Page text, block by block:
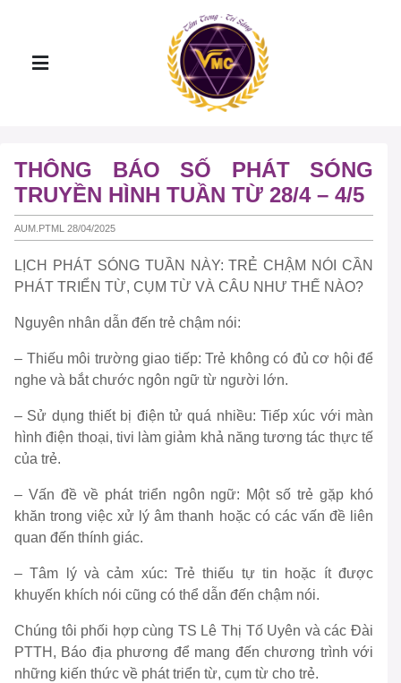
THÔNG BÁO SỐ PHÁT SÓNG
TRUYỀN HÌNH TUẦN TỪ 28/4 – 4/5
AUM.PTML 28/04/2025
LỊCH PHÁT SÓNG TUẦN NÀY: TRẺ CHẬM NÓI CẦN
PHÁT TRIỂN TỪ, CỤM TỪ VÀ CÂU NHƯ THẾ NÀO?
Nguyên nhân dẫn đến trẻ chậm nói:
– Thiếu môi trường giao tiếp: Trẻ không có đủ cơ hội để
nghe và bắt chước ngôn ngữ từ người lớn.
– Sử dụng thiết bị điện tử quá nhiều: Tiếp xúc với màn
hình điện thoại, tivi làm giảm khả năng tương tác thực tế
của trẻ.
– Vấn đề về phát triển ngôn ngữ: Một số trẻ gặp khó
khăn trong việc xử lý âm thanh hoặc có các vấn đề liên
quan đến thính giác.
– Tâm lý và cảm xúc: Trẻ thiếu tự tin hoặc ít được
khuyến khích nói cũng có thể dẫn đến chậm nói.
Chúng tôi phối hợp cùng TS Lê Thị Tố Uyên và các Đài
PTTH, Báo địa phương để mang đến chương trình với
những kiến thức về phát triển từ, cụm từ cho trẻ.